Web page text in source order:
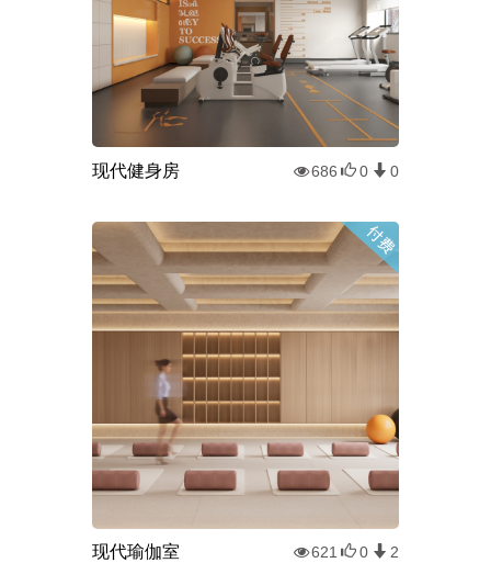
现代健身房 686 0 0
现代瑜伽室 621 0 2